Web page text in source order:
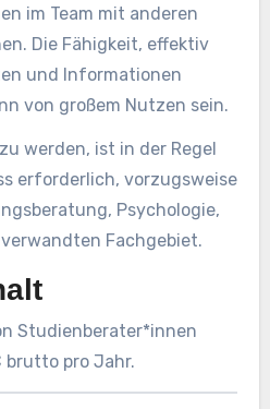
im Team mit anderen
Die Fähigkeit, effektiv
und Informationen
von großem Nutzen sein.
werden, ist in der Regel
erforderlich, vorzugsweise
Psychologie,
Fachgebiet.
Studienberater*innen
brutto pro Jahr.